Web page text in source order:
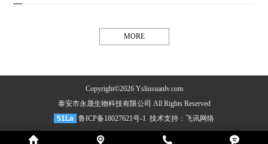
MORE
Copyright©2026 Ysliusuanlv.com
泰安市永晟生物科技有限公司 All Rights Reserved
51La 鲁ICP备18027621号-1 技术支持： 飞讯网络